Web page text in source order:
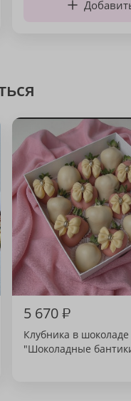
5 670₽
Клубника в шоколаде
"Шоколадные